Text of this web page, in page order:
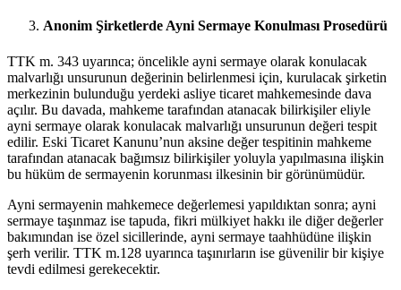
Anonim Şirketlerde Ayni Sermaye Konulması Prosedürü
TTK m. 343 uyarınca; öncelikle ayni sermaye olarak konulacak
malvarlığı unsurunun değerinin belirlenmesi için, kurulacak şirketin
merkezinin bulunduğu yerdeki asliye ticaret mahkemesinde dava
açılır. Bu davada, mahkeme tarafından atanacak bilirkişiler eliyle
ayni sermaye olarak konulacak malvarlığı unsurunun değeri tespit
edilir. Eski Ticaret Kanunu’nun aksine değer tespitinin mahkeme
tarafından atanacak bağımsız bilirkişiler yoluyla yapılmasına ilişkin
bu hüküm de sermayenin korunması ilkesinin bir görünümüdür.
Ayni sermayenin mahkemece değerlemesi yapıldıktan sonra; ayni
sermaye taşınmaz ise tapuda, fikri mülkiyet hakkı ile diğer değerler
bakımından ise özel sicillerinde, ayni sermaye taahhüdüne ilişkin
şerh verilir. TTK m.128 uyarınca taşınırların ise güvenilir bir kişiye
tevdi edilmesi gerekecektir.